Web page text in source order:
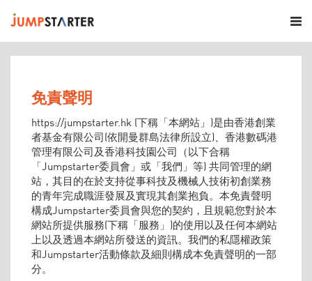
免責聲明
https://jumpstarter.hk (下稱「本網站」)是由香港創業
者基金有限公司(依開曼群島法律所設立)、香港數碼港
管理有限公司及香港科技園公司（以下合稱
「Jumpstarter委員會」或「我們」等) 共同管理的網
站，其目的在於支持從事科技及機械人技術初創業務
的青年完成職涯發展及實現其創業抱負。本免責聲明
構成Jumpstarter委員會與您的契約，且規範您對於本
網站所提供服務(下稱「服務」)的使用以及任何本網站
上以及透過本網站所發送的資訊。我們的私隱權政策
和Jumpstarter活動條款及細則構成本免責聲明的一部
分。